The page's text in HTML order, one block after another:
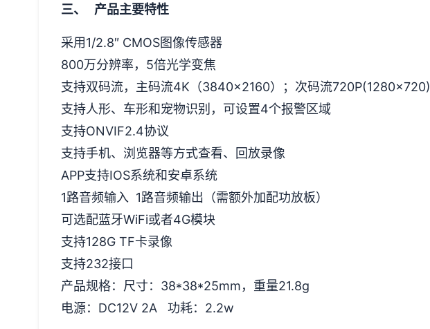
三、 产品主要特性
采用1/2.8″ CMOS图像传感器
800万分辨率，5倍光学变焦
支持双码流，主码流4K（3840x2160）；次码流720P(1280x720)
支持人形、车形和宠物识别，可设置4个报警区域
支持ONVIF2.4协议
支持手机、浏览器等方式查看、回放录像
APP支持IOS系统和安卓系统
1路音频输入 1路音频输出（需额外加配功放板）
可选配蓝牙WiFi或者4G模块
支持128G TF卡录像
支持232接口
产品规格：尺寸：38*38*25mm，重量21.8g
电源：DC12V 2A 功耗：2.2w